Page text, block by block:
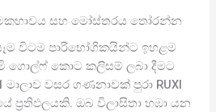
සහ මෝස්තරය තෝරන්න
විටම පාරිභෝගිකයින්ට ඉහළම
ගොල්ෆ් කොට කලිසම් ලබා දීමට
මාලාව වසර ගණනාවක් පුරා RUXI
ප්‍රතිඵලයකි. ඔබ විලාසිතා හඹා යන